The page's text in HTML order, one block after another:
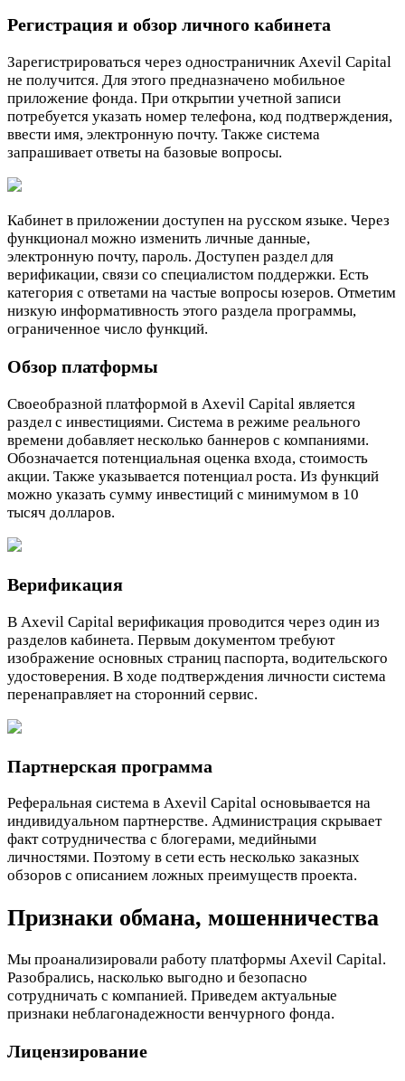
Регистрация и обзор личного кабинета
Зарегистрироваться через одностраничник Axevil Capital
не получится. Для этого предназначено мобильное
приложение фонда. При открытии учетной записи
потребуется указать номер телефона, код подтверждения,
ввести имя, электронную почту. Также система
запрашивает ответы на базовые вопросы.
Кабинет в приложении доступен на русском языке. Через
функционал можно изменить личные данные,
электронную почту, пароль. Доступен раздел для
верификации, связи со специалистом поддержки. Есть
категория с ответами на частые вопросы юзеров. Отметим
низкую информативность этого раздела программы,
ограниченное число функций.
Обзор платформы
Своеобразной платформой в Axevil Capital является
раздел с инвестициями. Система в режиме реального
времени добавляет несколько баннеров с компаниями.
Обозначается потенциальная оценка входа, стоимость
акции. Также указывается потенциал роста. Из функций
можно указать сумму инвестиций с минимумом в 10
тысяч долларов.
Верификация
В Axevil Capital верификация проводится через один из
разделов кабинета. Первым документом требуют
изображение основных страниц паспорта, водительского
удостоверения. В ходе подтверждения личности система
перенаправляет на сторонний сервис.
Партнерская программа
Реферальная система в Axevil Capital основывается на
индивидуальном партнерстве. Администрация скрывает
факт сотрудничества с блогерами, медийными
личностями. Поэтому в сети есть несколько заказных
обзоров с описанием ложных преимуществ проекта.
Признаки обмана, мошенничества
Мы проанализировали работу платформы Axevil Capital.
Разобрались, насколько выгодно и безопасно
сотрудничать с компанией. Приведем актуальные
признаки неблагонадежности венчурного фонда.
Лицензирование